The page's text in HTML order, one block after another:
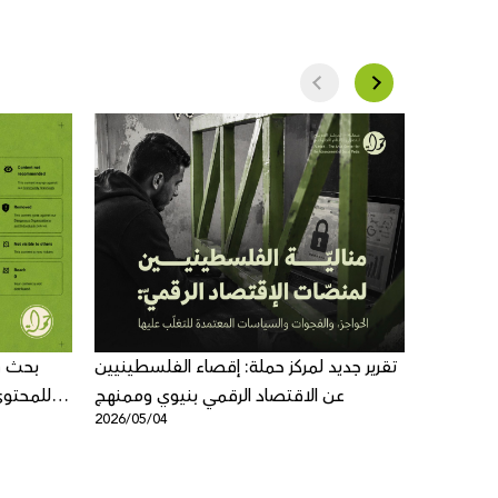
بحث
تقرير جديد لمركز حملة: إقصاء الفلسطينيين
عن الاقتصاد الرقمي بنيوي وممنهج
2026/05/04